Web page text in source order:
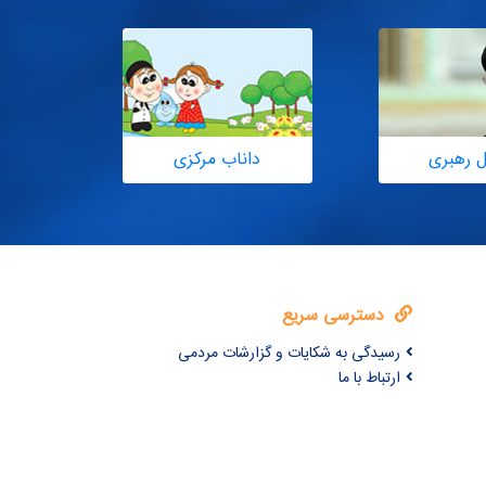
رهبری داناب مرکزی
دسترسی سریع
رسیدگی به شکایات و گزارشات مردمی
ارتباط با ما